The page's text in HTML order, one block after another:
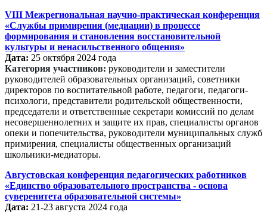
VIII Межрегиональная научно-практическая конференция
«Службы примирения (медиации) в процессе
формирования и становления восстановительной
культуры и ненасильственного общения»
Дата: 25 октября 2024 года
Категория участников: руководители и заместители
руководителей образовательных организаций, советники
директоров по воспитательной работе, педагоги, педагоги-
психологи, представители родительской общественности,
председатели и ответственные секретари комиссий по делам
несовершеннолетних и защите их прав, специалисты органов
опеки и попечительства, руководители муниципальных служб
примирения, специалисты общественных организаций
школьники-медиаторы.
Августовская конференция педагогических работников
«Единство образовательного пространства - основа
суверенитета образовательной системы»
Дата: 21-23 августа 2024 года